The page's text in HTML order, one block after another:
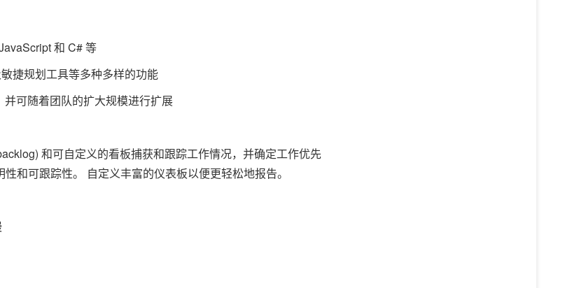
和 C# 等
捷规划工具等多种多样的功能
可随着团队的扩大规模进行扩展
和可自定义的看板捕获和跟踪工作情况，并确定工作优先
和可跟踪性。 自定义丰富的仪表板以便更轻松地报告。